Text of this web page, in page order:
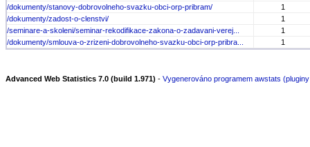
/dokumenty/stanovy-dobrovolneho-svazku-obci-orp-pribram/
1
/dokumenty/zadost-o-clenstvi/
1
/seminare-a-skoleni/seminar-rekodifikace-zakona-o-zadavani-verej...
1
/dokumenty/smlouva-o-zrizeni-dobrovolneho-svazku-obci-orp-pribra...
1
Advanced Web Statistics 7.0 (build 1.971) - Vygenerováno programem awstats